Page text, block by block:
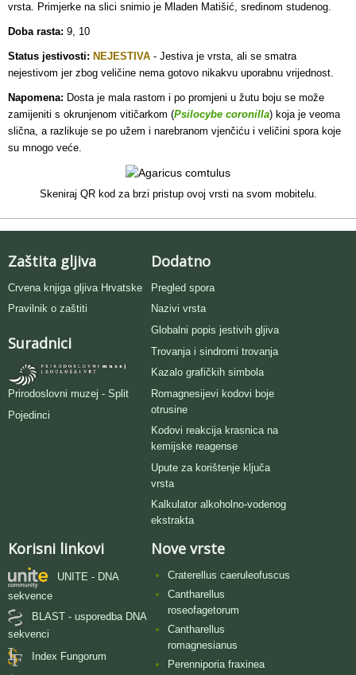
vrsta. Primjerke na slici snimio je Mladen Matišić, sredinom studenog.
Doba rasta: 9, 10
Status jestivosti: NEJESTIVA - Jestiva je vrsta, ali se smatra
nejestivom jer zbog veličine nema gotovo nikakvu uporabnu vrijednost.
Napomena: Dosta je mala rastom i po promjeni u žutu boju se može
zamijeniti s okrunjenom vitičarkom (Psilocybe coronilla) koja je veoma
slična, a razlikuje se po užem i narebranom vjenčiću i veličini spora koje
su mnogo veće.
Skeniraj QR kod za brzi pristup ovoj vrsti na svom mobitelu.
Zaštita gljiva
Crvena knjiga gljiva Hrvatske
Pravilnik o zaštiti
Suradnici
Prirodoslovni muzej - Split
Pojedinci
Dodatno
Pregled spora
Nazivi vrsta
Globalni popis jestivih gljiva
Trovanja i sindromi trovanja
Kazalo grafičkih simbola
Romagnesijevi kodovi boje
otrusine
Kodovi reakcija krasnica na
kemijske reagense
Upute za korištenje ključa
vrsta
Kalkulator alkoholno-vodenog
ekstrakta
Korisni linkovi
UNITE - DNA
sekvence
BLAST - usporedba DNA
sekvenci
Index Fungorum
Nove vrste
Craterellus caeruleofuscus
Cantharellus
roseofagetorum
Cantharellus
romagnesianus
Perenniporia fraxinea